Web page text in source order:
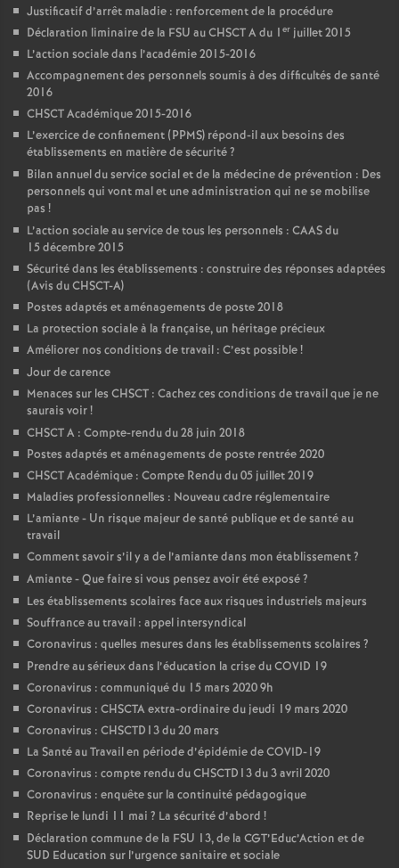
Justificatif d’arrêt maladie : renforcement de la procédure
Déclaration liminaire de la FSU au CHSCT A du 1 er juillet 2015
L’action sociale dans l’académie 2015-2016
Accompagnement des personnels soumis à des difficultés de santé
2016
CHSCT Académique 2015-2016
L’exercice de confinement (PPMS) répond-il aux besoins des
établissements en matière de sécurité?
Bilan annuel du service social et de la médecine de prévention : Des
personnels qui vont mal et une administration qui ne se mobilise
pas !
L’action sociale au service de tous les personnels : CAAS du
15 décembre 2015
Sécurité dans les établissements : construire des réponses adaptées
(Avis du CHSCT-A)
Postes adaptés et aménagements de poste 2018
La protection sociale à la française, un héritage précieux
Améliorer nos conditions de travail : C’est possible!
Jour de carence
Menaces sur les CHSCT : Cachez ces conditions de travail que je ne
saurais voir!
CHSCT A : Compte-rendu du 28 juin 2018
Postes adaptés et aménagements de poste rentrée 2020
CHSCT Académique : Compte Rendu du 05 juillet 2019
Maladies professionnelles : Nouveau cadre réglementaire
L’amiante - Un risque majeur de santé publique et de santé au
travail
Comment savoir s’il y a de l’amiante dans mon établissement?
Amiante - Que faire si vous pensez avoir été exposé?
Les établissements scolaires face aux risques industriels majeurs
Souffrance au travail : appel intersyndical
Coronavirus : quelles mesures dans les établissements scolaires ?
Prendre au sérieux dans l’éducation la crise du COVID 19
Coronavirus : communiqué du 15 mars 2020 9h
Coronavirus : CHSCTA extra-ordinaire du jeudi 19 mars 2020
Coronavirus : CHSCTD13 du 20 mars
La Santé au Travail en période d’épidémie de COVID-19
Coronavirus : compte rendu du CHSCTD13 du 3 avril 2020
Coronavirus : enquête sur la continuité pédagogique
Reprise le lundi 11 mai ? La sécurité d’abord !
Déclaration commune de la FSU 13, de la CGT’Educ’Action et de
SUD Education sur l’urgence sanitaire et sociale